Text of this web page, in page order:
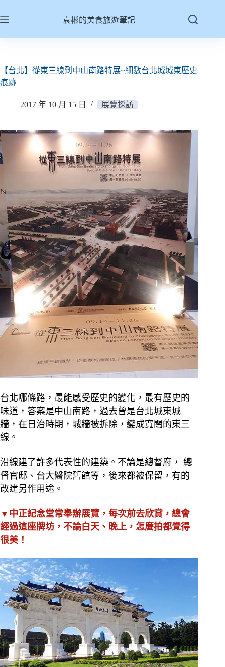
至
容
袁彬的美食旅遊筆記
【台北】從東三線到中山南路特展~細數台北城城東歷史
痕跡
2017 年 10 月 15 日 展覽採訪
台北哪條路，最能感受歷史的變化，最有歷史的
味道，答案是中山南路，過去曾是台北城東城
牆，在日治時期，城牆被拆除，變成寬闊的東三
線。
沿線建了許多代表性的建築。不論是總督府， 總
督官邸、台大醫院舊館等，後來都被保留，有的
改建另作用途。
▼中正紀念堂常舉辦展覽，每次前去欣賞，總會
經過這座牌坊，不論白天、晚上，怎麼拍都覺得
很美！